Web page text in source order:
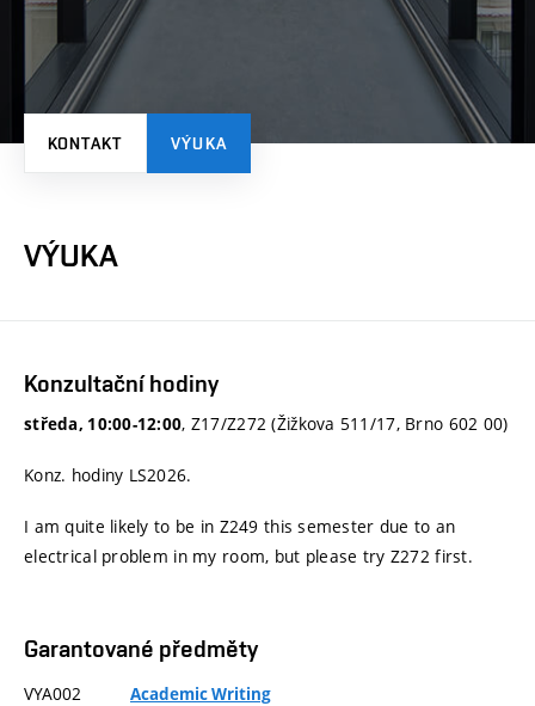
KONTAKT VÝUKA
VÝUKA
Konzultační hodiny
středa, 10:00-12:00, Z17/Z272 (Žižkova 511/17, Brno 602 00)
Konz. hodiny LS2026.
I am quite likely to be in Z249 this semester due to an
electrical problem in my room, but please try Z272 first.
Garantované předměty
VYA002 Academic Writing